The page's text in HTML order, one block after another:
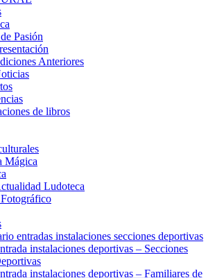
Pasión
Anteriores
de libros
Mágica
Ludoteca
entradas instalaciones secciones deportivas
instalaciones deportivas – Secciones
instalaciones deportivas – Familiares de